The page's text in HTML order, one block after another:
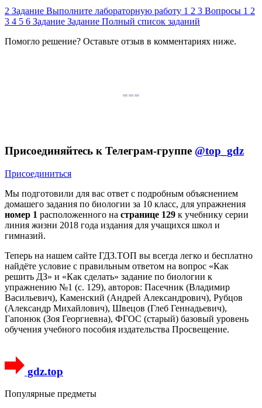
2 Задание Выполните лабораторную работу 1 2 3 Вопросы 1 2
3 4 5 6 Задание Задание Полный список заданий
Помогло решение? Оставьте отзыв в комментариях ниже.
Присоединяйтесь к Телеграм-группе @top_gdz
Присоединиться
Мы подготовили для вас ответ c подробным объяснением
домашего задания по биологии за 10 класс, для упражнения
номер 1 расположенного на странице 129 к учебнику серии
линия жизни 2018 года издания для учащихся школ и
гимназий.
Теперь на нашем сайте ГДЗ.ТОП вы всегда легко и бесплатно
найдёте условие с правильным ответом на вопрос «Как
решить ДЗ» и «Как сделать» задание по биологии к
упражнению №1 (с. 129), авторов: Пасечник (Владимир
Васильевич), Каменский (Андрей Александрович), Рубцов
(Александр Михайлович), Швецов (Глеб Геннадьевич),
Гапонюк (Зоя Георгиевна), ФГОС (старый) базовый уровень
обучения учебного пособия издательства Просвещение.
gdz.top
Популярные предметы